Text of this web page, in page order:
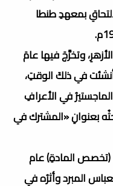
بمعهدِ طنطا
وتخرَّجَ فيها عامَ
أنشئت في ذلكَ الوقتِ،
في الأعرافِ
1940م، وكانَ بحثُه بعنوانِ «المشترك في
(تخصص المادةِ) عام
المبرد وأثرُه في